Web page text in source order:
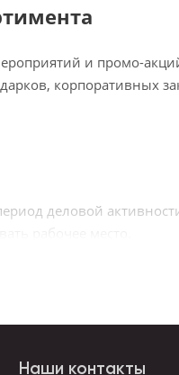
и промо-
корпоративных
деловой
наборы на 2, 3, 5 и
Наши контакты